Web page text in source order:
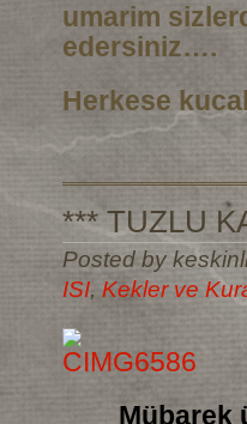
umarim
edersiniz….
Herkese
*** TUZLU
Posted by
ISI, Kekler ve
Mübarek